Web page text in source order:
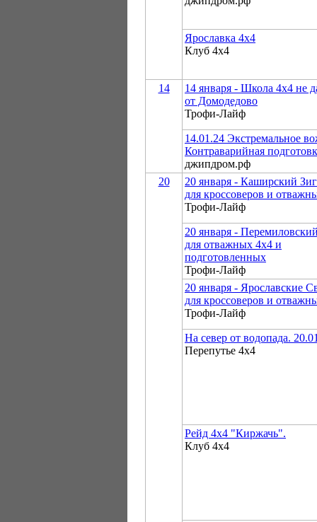
Ярославка 4х4
Клуб 4х4
14
14 января - Школа 4х4 не
от Домодедово
Трофи-Лайф
14.01.24 Экстремальное
Контраварийная
джипдром.рф
20
20 января - Каширский
для кроссоверов и
Трофи-Лайф
20 января -
для отважных 4х4 и
подготовленных
Трофи-Лайф
20 января - Ярославские
для кроссоверов и
Трофи-Лайф
На север от водопада.
Перепутье 4х4
Рейд 4х4 "Киржачь".
Клуб 4х4